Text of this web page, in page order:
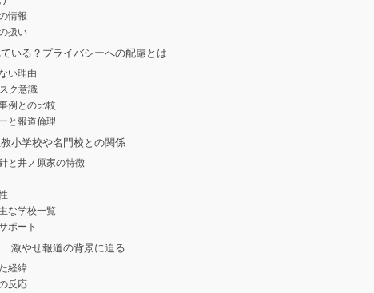
情報
扱い
いる？プライバシーへの配慮とは
い理由
ク意識
例との比較
と報道倫理
小学校や名門校との関係
と井ノ原家の特徴
な学校一覧
ポート
激やせ報道の背景に迫る
経緯
反応